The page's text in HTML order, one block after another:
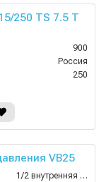
250 TS 7.5 T
900
Россия
250
VB25
1/2 внутренняя резьба